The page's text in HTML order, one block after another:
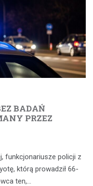
BADAŃ
PRZEZ
funkcjonariusze policji z
którą prowadził 66-
ten,…